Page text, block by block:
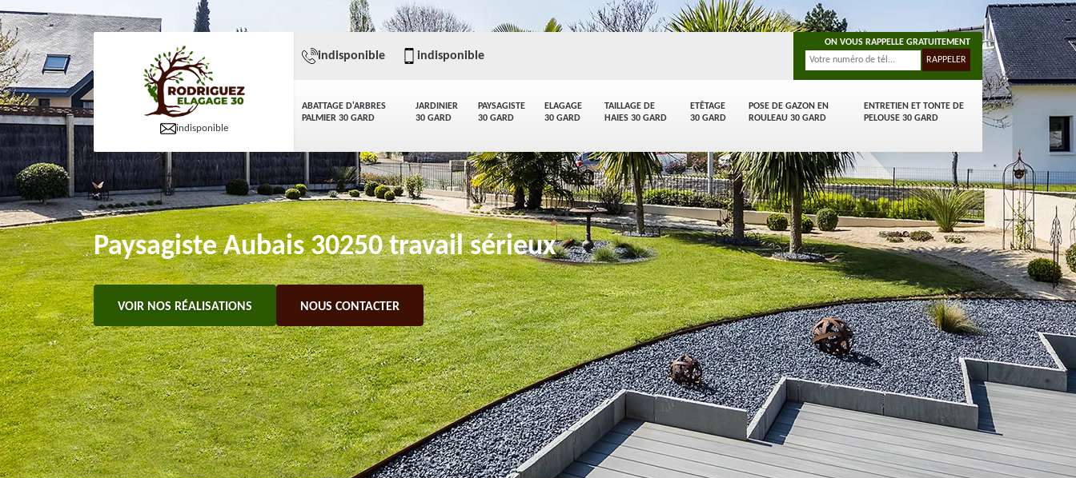
indisponible
ABATTAGE D'ARBRES
PALMIER 30 GARD
JARDINIER
30 GARD
PAYSAGISTE
30 GARD
ELAGAGE
30 GARD
TAILLAGE DE
HAIES 30 GARD
ETÊTAGE
30 GARD
POSE DE GAZON EN
ROULEAU 30 GARD
ENTRETIEN ET TONTE DE
PELOUSE 30 GARD
indisponible indisponible
ON VOUS RAPPELLE GRATUITEMENT
Paysagiste Aubais 30250 travail sérieux
VOIR NOS RÉALISATIONS NOUS CONTACTER